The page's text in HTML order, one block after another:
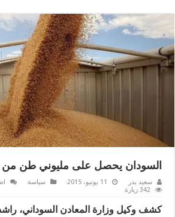
السودان يحصل على مليوني طن من
سعيد بدر 11 يونيو، 2015 سياسة
342 زيارة
كشف وكيل وزارة المعادن السوداني،